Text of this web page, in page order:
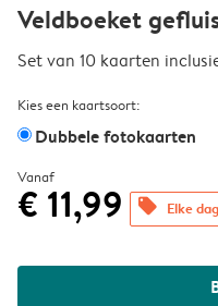
Veldboeket
Set van 10 kaarten
Kies een kaartsoort:
Dubbele fotokaarten
Vanaf
€ 11,99 offers Elke